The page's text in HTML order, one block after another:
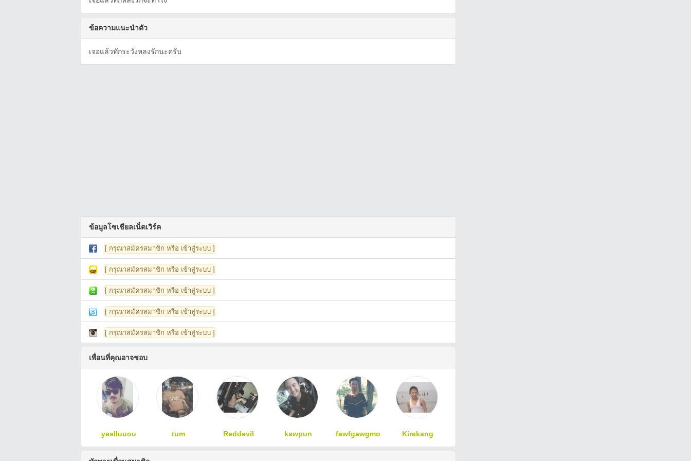
ข้อความแนะนำตัว
เจอแล้วทักระวังหลงรักนะครับ
ข้อมูลโซเชียลเน็ตเวิร์ค
[ กรุณาสมัครสมาชิก หรือ เข้าสู่ระบบ ]
[ กรุณาสมัครสมาชิก หรือ เข้าสู่ระบบ ]
[ กรุณาสมัครสมาชิก หรือ เข้าสู่ระบบ ]
[ กรุณาสมัครสมาชิก หรือ เข้าสู่ระบบ ]
[ กรุณาสมัครสมาชิก หรือ เข้าสู่ระบบ ]
เพื่อนที่คุณอาจชอบ
yeslluuou tum Reddevil kawpun fawfgawgmo Kirakang